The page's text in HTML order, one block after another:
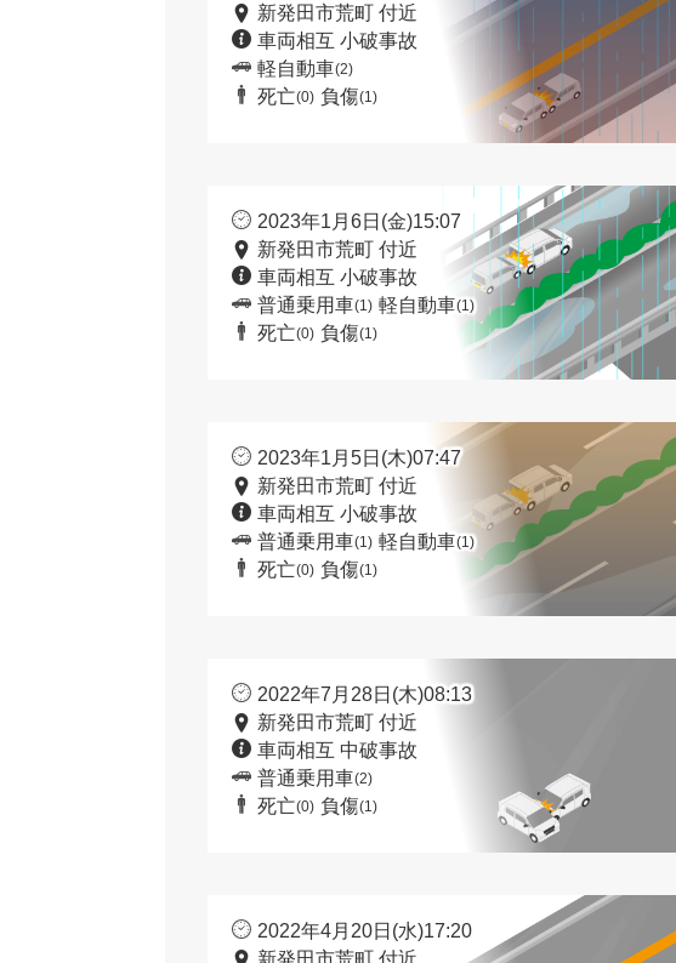
新発田市荒町 付近
車両相互 小破事故
軽自動車(2)
死亡(0) 負傷(1)
2023年1月6日(金)15:07
新発田市荒町 付近
車両相互 小破事故
普通乗用車(1) 軽自動車(1)
死亡(0) 負傷(1)
2023年1月5日(木)07:47
新発田市荒町 付近
車両相互 小破事故
普通乗用車(1) 軽自動車(1)
死亡(0) 負傷(1)
2022年7月28日(木)08:13
新発田市荒町 付近
車両相互 中破事故
普通乗用車(2)
死亡(0) 負傷(1)
2022年4月20日(水)17:20
新発田市荒町 付近